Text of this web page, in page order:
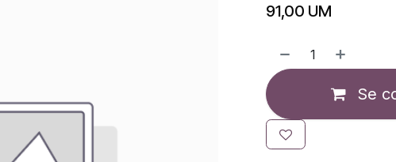
91,00 UM
Se